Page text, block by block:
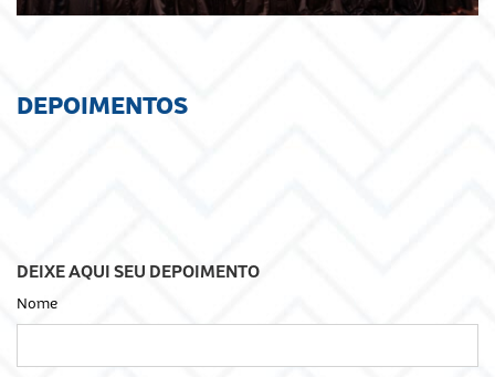
DEPOIMENTOS
DEIXE AQUI SEU DEPOIMENTO
Nome